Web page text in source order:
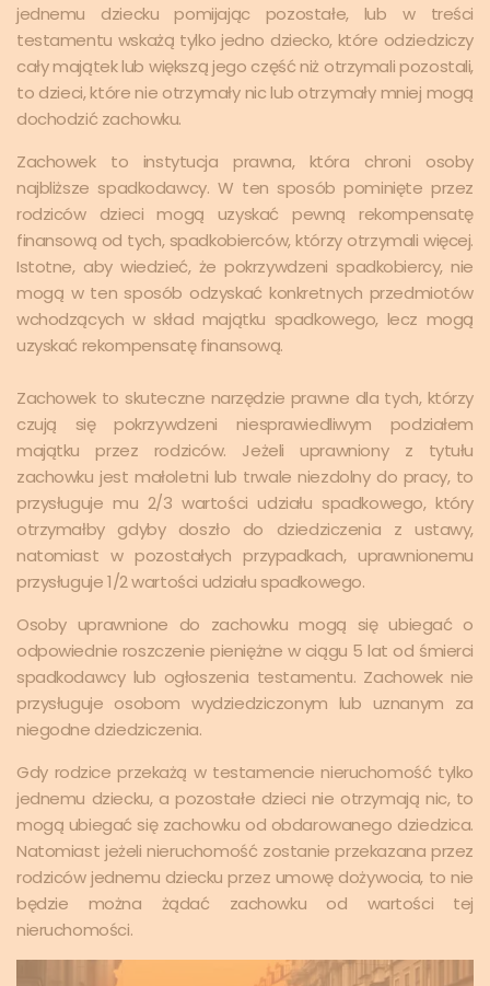
jednemu dziecku pomijając pozostałe, lub w treści
testamentu wskażą tylko jedno dziecko, które odziedziczy
cały majątek lub większą jego część niż otrzymali pozostali,
to dzieci, które nie otrzymały nic lub otrzymały mniej mogą
dochodzić zachowku.
Zachowek to instytucja prawna, która chroni osoby
najbliższe spadkodawcy. W ten sposób pominięte przez
rodziców dzieci mogą uzyskać pewną rekompensatę
finansową od tych, spadkobierców, którzy otrzymali więcej.
Istotne, aby wiedzieć, że pokrzywdzeni spadkobiercy, nie
mogą w ten sposób odzyskać konkretnych przedmiotów
wchodzących w skład majątku spadkowego, lecz mogą
uzyskać rekompensatę finansową.
Zachowek to skuteczne narzędzie prawne dla tych, którzy
czują się pokrzywdzeni niesprawiedliwym podziałem
majątku przez rodziców. Jeżeli uprawniony z tytułu
zachowku jest małoletni lub trwale niezdolny do pracy, to
przysługuje mu 2/3 wartości udziału spadkowego, który
otrzymałby gdyby doszło do dziedziczenia z ustawy,
natomiast w pozostałych przypadkach, uprawnionemu
przysługuje 1/2 wartości udziału spadkowego.
Osoby uprawnione do zachowku mogą się ubiegać o
odpowiednie roszczenie pieniężne w ciągu 5 lat od śmierci
spadkodawcy lub ogłoszenia testamentu. Zachowek nie
przysługuje osobom wydziedziczonym lub uznanym za
niegodne dziedziczenia.
Gdy rodzice przekażą w testamencie nieruchomość tylko
jednemu dziecku, a pozostałe dzieci nie otrzymają nic, to
mogą ubiegać się zachowku od obdarowanego dziedzica.
Natomiast jeżeli nieruchomość zostanie przekazana przez
rodziców jednemu dziecku przez umowę dożywocia, to nie
będzie można żądać zachowku od wartości tej
nieruchomości.